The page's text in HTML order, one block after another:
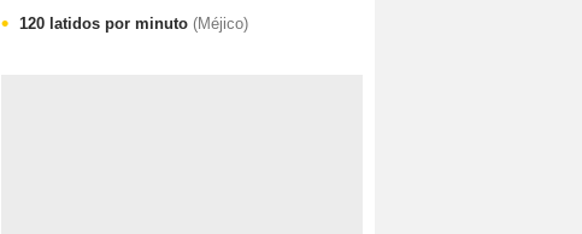
120 latidos por minuto (Méjico)